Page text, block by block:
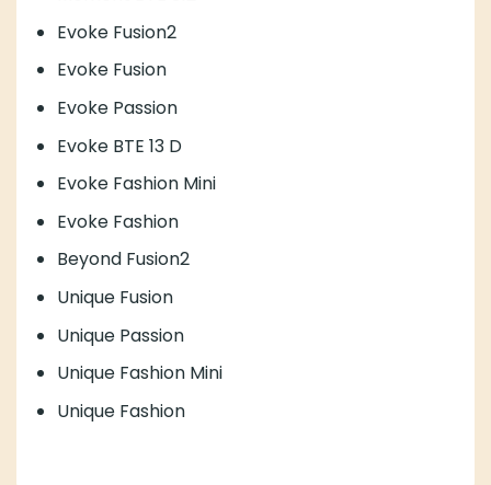
Evoke Fusion2
Evoke Fusion
Evoke Passion
Evoke BTE 13 D
Evoke Fashion Mini
Evoke Fashion
Beyond Fusion2
Unique Fusion
Unique Passion
Unique Fashion Mini
Unique Fashion